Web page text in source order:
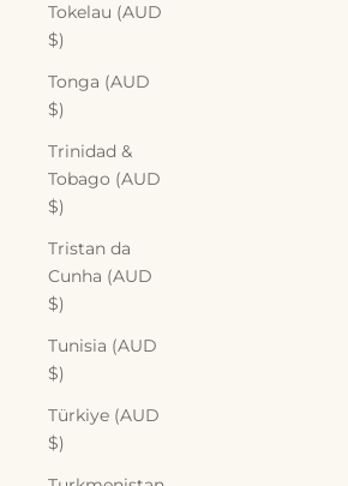
Tokelau (AUD
$)
Tonga (AUD
$)
Trinidad &
Tobago (AUD
$)
Tristan da
Cunha (AUD
$)
Tunisia (AUD
$)
Türkiye (AUD
$)